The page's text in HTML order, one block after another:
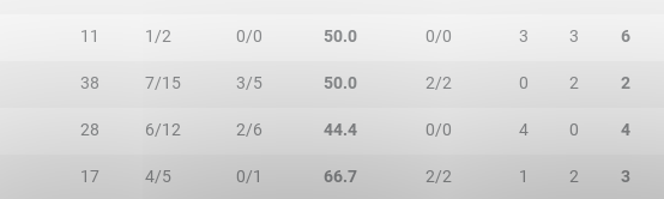
11 1/2 0/0 50.0 0/0 3 3 6
38 7/15 3/5 50.0 2/2 0 2 2
28 6/12 2/6 44.4 0/0 4 0 4
17 4/5 0/1 66.7 2/2 1 2 3